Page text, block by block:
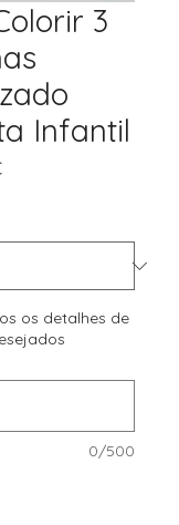
3
Infantil
Preço
os detalhes de
0/500